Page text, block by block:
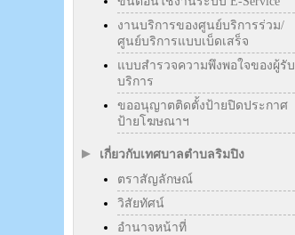
งานบริการของศูนย์บริการร่วม/
ศูนย์บริการแบบเบ็ดเสร็จ
แบบสำรวจความพึงพอใจของผู้รับ
บริการ
ขออนุญาตติดตั้งป้ายปิดประกาศ
ป้ายโฆษณาฯ
เกี่ยวกับเทศบาลตำบลริมปิง
ตราสัญลักษณ์
วิสัยทัศน์
อำนาจหน้าที่